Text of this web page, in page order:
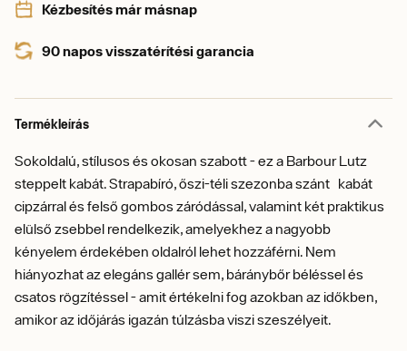
Kézbesítés már másnap
90 napos visszatérítési garancia
Termékleírás
Sokoldalú, stílusos és okosan szabott - ez a Barbour Lutz
steppelt kabát. Strapabíró, őszi-téli szezonba szánt kabát
cipzárral és felső gombos záródással, valamint két praktikus
elülső zsebbel rendelkezik, amelyekhez a nagyobb
kényelem érdekében oldalról lehet hozzáférni. Nem
hiányozhat az elegáns gallér sem, báránybőr béléssel és
csatos rögzítéssel - amit értékelni fog azokban az időkben,
amikor az időjárás igazán túlzásba viszi szeszélyeit.